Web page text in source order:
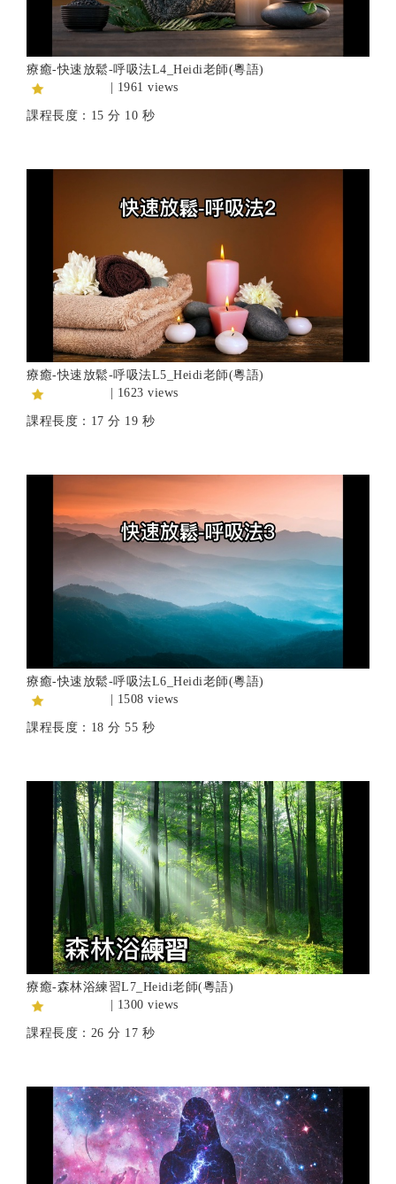
療癒-快速放鬆-呼吸法L4_Heidi老師(粵語)
| 1961 views
課程長度：15 分 10 秒
療癒-快速放鬆-呼吸法L5_Heidi老師(粵語)
| 1623 views
課程長度：17 分 19 秒
療癒-快速放鬆-呼吸法L6_Heidi老師(粵語)
| 1508 views
課程長度：18 分 55 秒
療癒-森林浴練習L7_Heidi老師(粵語)
| 1300 views
課程長度：26 分 17 秒